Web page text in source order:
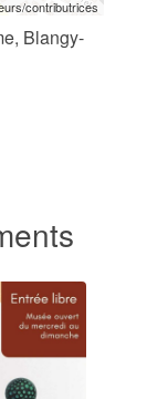
contributrices
Blangy-